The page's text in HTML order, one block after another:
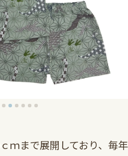
ｍまで展開しており、毎年